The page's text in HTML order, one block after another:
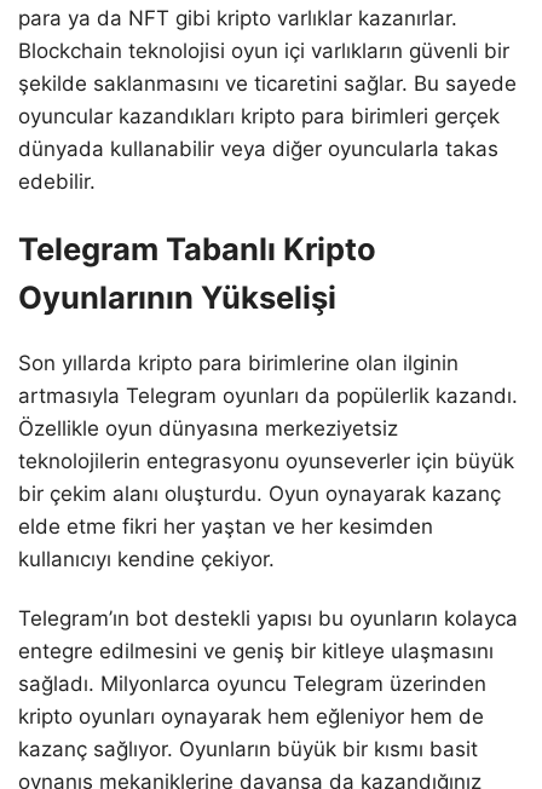
para ya da NFT gibi kripto varlıklar kazanırlar.
Blockchain teknolojisi oyun içi varlıkların güvenli bir
şekilde saklanmasını ve ticaretini sağlar. Bu sayede
oyuncular kazandıkları kripto para birimleri gerçek
dünyada kullanabilir veya diğer oyuncularla takas
edebilir.
Telegram Tabanlı Kripto
Oyunlarının Yükselişi
Son yıllarda kripto para birimlerine olan ilginin
artmasıyla Telegram oyunları da popülerlik kazandı.
Özellikle oyun dünyasına merkeziyetsiz
teknolojilerin entegrasyonu oyunseverler için büyük
bir çekim alanı oluşturdu. Oyun oynayarak kazanç
elde etme fikri her yaştan ve her kesimden
kullanıcıyı kendine çekiyor.
Telegram’ın bot destekli yapısı bu oyunların kolayca
entegre edilmesini ve geniş bir kitleye ulaşmasını
sağladı. Milyonlarca oyuncu Telegram üzerinden
kripto oyunları oynayarak hem eğleniyor hem de
kazanç sağlıyor. Oyunların büyük bir kısmı basit
oynanış mekaniklerine dayansa da kazandığınız